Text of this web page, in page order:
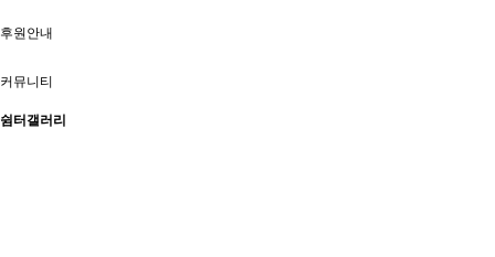
후원안내
커뮤니티
쉼터갤러리